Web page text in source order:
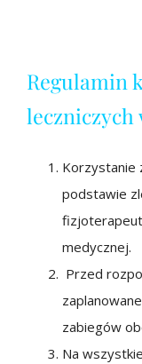
Regulamin
leczniczych
Korzystanie
podstawie
medycznej.
Przed
zabiegów
Na